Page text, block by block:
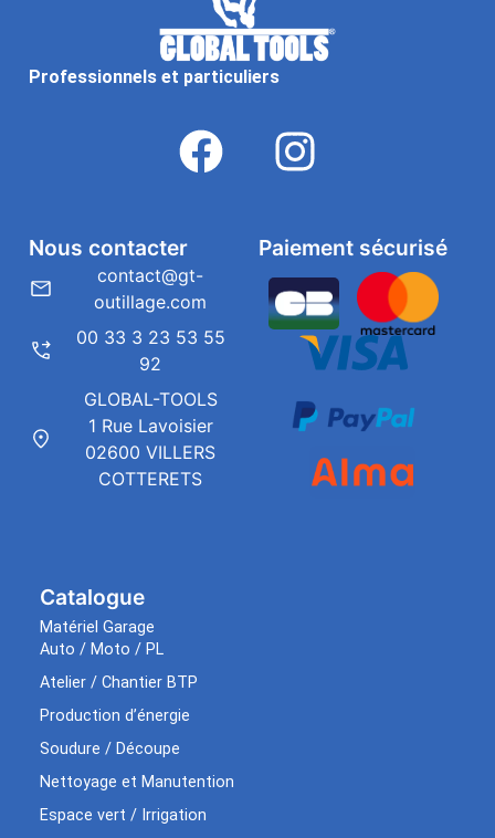
Professionnels et particuliers
Catalogue
Matériel Garage
Auto / Moto / PL
Atelier / Chantier BTP
Production d’énergie
Soudure / Découpe
Nettoyage et Manutention
Espace vert / Irrigation
Paiement sécurisé
Nous contacter
contact@gt-
outillage.com
00 33 3 23 53 55
92
GLOBAL-TOOLS
1 Rue Lavoisier
02600 VILLERS
COTTERETS